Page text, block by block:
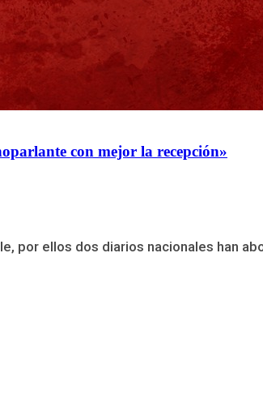
con mejor la recepción»
por ellos dos diarios nacionales han